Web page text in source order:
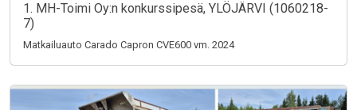
1. MH-Toimi Oy:n konkurssipesä, YLÖJÄRVI (1060218-
7)
Matkailuauto Carado Capron CVE600 vm. 2024